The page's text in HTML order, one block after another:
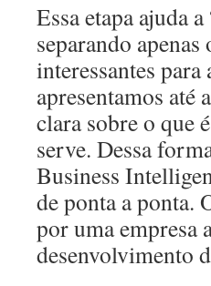
Essa etapa ajuda
separando
interessantes
apresentamos
clara sobre o que
serve. Dessa
Business
de ponta a ponta.
por uma empresa
desenvolvimento